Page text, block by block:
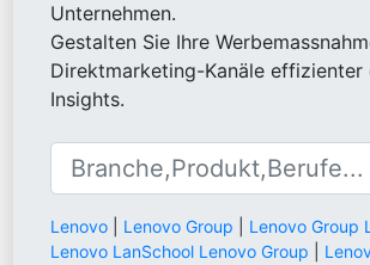
Unternehmen.
Gestalten Sie Ihre
Direktmarketing-Kanäle effizienter
Insights.
Lenovo Lenovo Group Lenovo Group
Lenovo LanSchool Lenovo Group